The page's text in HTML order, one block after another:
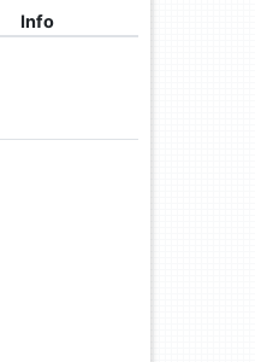
Info